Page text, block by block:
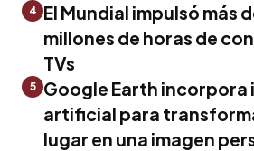
4 El Mundial impulsó más
millones de horas de
TVs
5
Google Earth
artificial para
lugar en una imagen